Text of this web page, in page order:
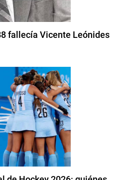
fallecía Vicente Leónides